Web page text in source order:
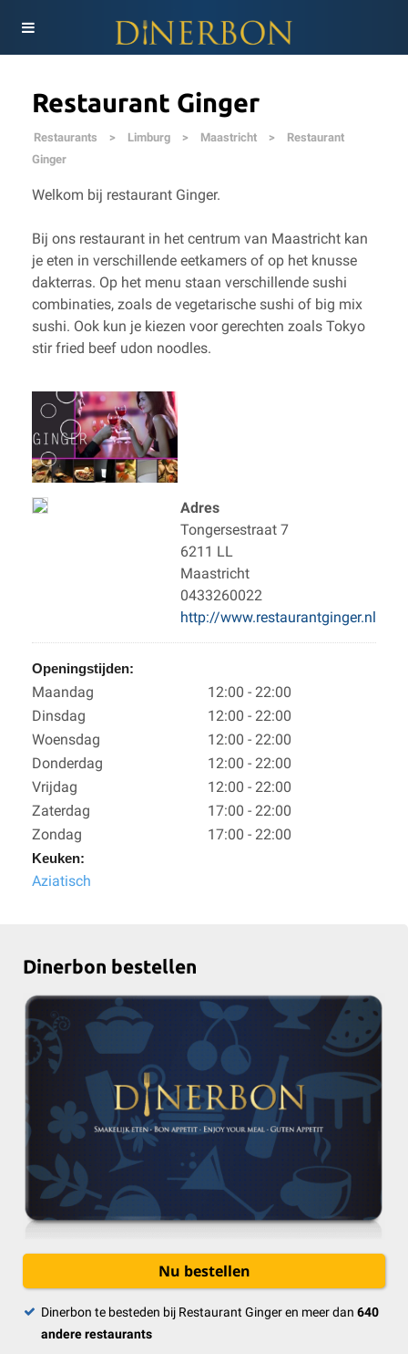
Restaurant Ginger
Restaurants > Limburg > Maastricht >
Restaurant
Ginger
Welkom bij restaurant Ginger.
Bij ons restaurant in het centrum van Maastricht kan
je eten in verschillende eetkamers of op het knusse
dakterras. Op het menu staan verschillende sushi
combinaties, zoals de vegetarische sushi of big mix
sushi. Ook kun je kiezen voor gerechten zoals Tokyo
stir fried beef udon noodles.
Adres
Tongersestraat 7
6211 LL
Maastricht
0433260022
http://www.restaurantginger.nl
Openingstijden:
Maandag
12:00 - 22:00
Dinsdag
12:00 - 22:00
Woensdag
12:00 - 22:00
Donderdag
12:00 - 22:00
Vrijdag
12:00 - 22:00
Zaterdag
17:00 - 22:00
Zondag
17:00 - 22:00
Keuken:
Aziatisch
Dinerbon bestellen
Nu bestellen
Dinerbon te besteden bij Restaurant Ginger en meer dan 640
andere restaurants